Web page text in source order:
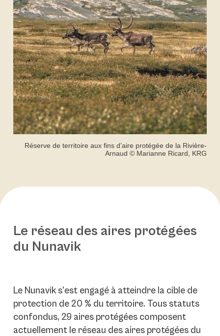
Réserve de territoire aux fins d’aire protégée de la Rivière-
Arnaud © Marianne Ricard, KRG
Le réseau des aires protégées
du Nunavik
Le Nunavik s’est engagé à atteindre la cible de
protection de 20 % du territoire. Tous statuts
confondus, 29 aires protégées composent
actuellement le réseau des aires protégées du